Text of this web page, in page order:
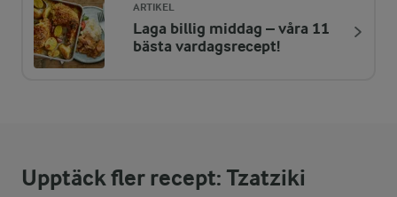
ENERGIDISTRIBUTION %
NÄRINGSVÄRDEN PER PORT
Fett:
73,7 %
10,8 g
ARTIKEL
Laga billig middag – våra 11
bästa vardagsrecept!
Upptäck fler recept: Tzatziki